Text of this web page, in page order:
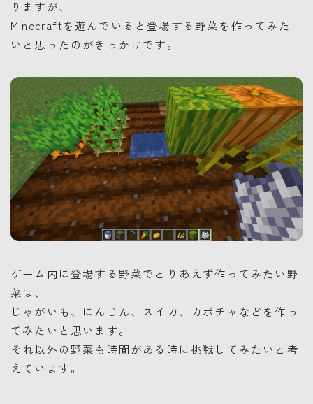
りますが、
Minecraftを遊んでいると登場する野菜を作ってみた
いと思ったのがきっかけです。
ゲーム内に登場する野菜でとりあえず作ってみたい野
菜は、
じゃがいも、にんじん、スイカ、カボチャなどを作っ
てみたいと思います。
それ以外の野菜も時間がある時に挑戦してみたいと考
えています。